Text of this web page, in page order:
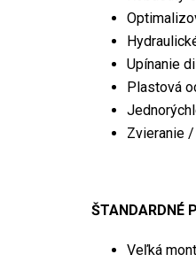
Upínanie
Plastová
Zvieranie
ŠTANDARDNÉ
Veľká